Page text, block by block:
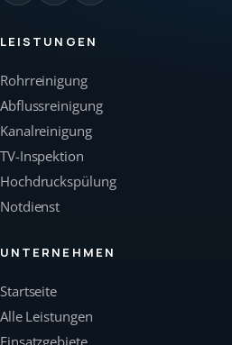
LEISTUNGEN
Rohrreinigung
Abflussreinigung
Kanalreinigung
TV-Inspektion
Hochdruckspülung
Notdienst
UNTERNEHMEN
Startseite
Alle Leistungen